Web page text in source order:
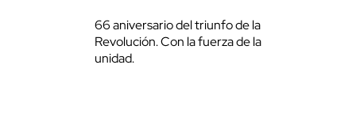
66 aniversario del triunfo de la
Revolución. Con la fuerza de la
unidad.